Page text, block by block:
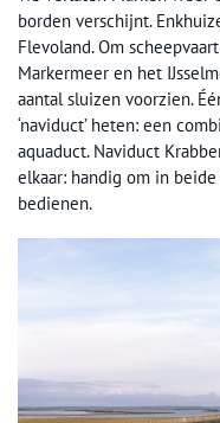
borden verschijnt.
Flevoland. Om
Markermeer en het
aantal sluizen voorzien.
‘naviduct’ heten: een
aquaduct. Naviduct
elkaar: handig om in
bedienen.